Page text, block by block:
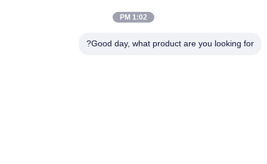
الأسلاك
1:02 PM
Good day, what product are you looking for?